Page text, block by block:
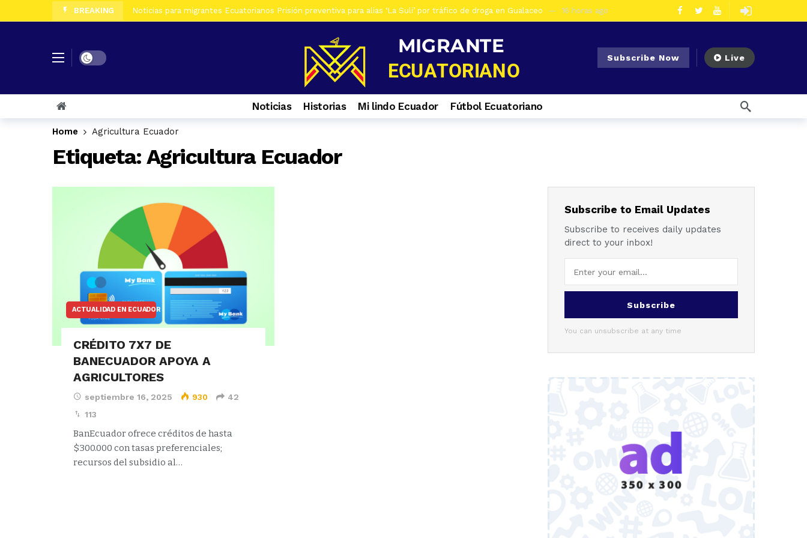
BREAKING Noticias para migrantes Ecuatorianos Prisión preventiva para alias ‘La Suli’ por tráfico de droga en Gualaceo 16 horas ago
Noticias para migrantes Ecuatorianos Al menos 7 heridos por accidente de tránsito en el ingreso a Zhiña, en la vía Cuenca – Loja 3 días ago
Noticias para migrantes Ecuatorianos Cinco farmacias clausuradas por comercializar productos irregulares en Azogues 4 días ago
Noticias para migrantes Ecuatorianos Casa era utilizada para almacenar armas en La Troncal. Hay una mujer detenida
Noticias para migrantes Ecuatorianos Selva Eterna, el santuario que cuida la vida silvestre del sureste del Ecuador
Dark mode Subscribe Now Live
Noticias Historias Mi lindo Ecuador Fútbol Ecuatoriano
Home Agricultura Ecuador
Etiqueta: Agricultura Ecuador
ACTUALIDAD EN ECUADOR
CRÉDITO 7X7 DE
BANECUADOR APOYA A
AGRICULTORES
septiembre 16, 2025 930
42
113
BanEcuador ofrece créditos de hasta
$300.000 con tasas preferenciales;
recursos del subsidio al…
Subscribe to Email Updates
Subscribe to receives daily updates
direct to your inbox!
Subscribe
You can unsubscribe at any time